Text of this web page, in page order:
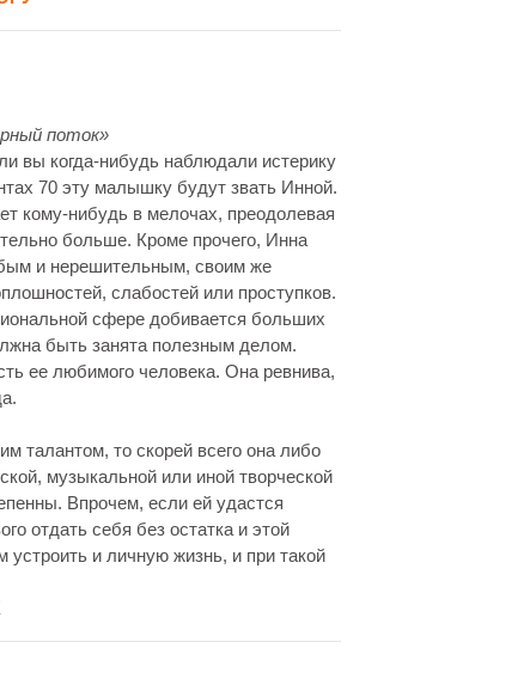
поток»
вы когда-нибудь наблюдали истерику
70 эту малышку будут звать Инной.
кому-нибудь в мелочах, преодолевая
больше. Кроме прочего, Инна
и нерешительным, своим же
слабостей или проступков.
сфере добивается больших
быть занята полезным делом.
ее любимого человека. Она ревнива,
талантом, то скорей всего она либо
музыкальной или иной творческой
Впрочем, если ей удастся
отдать себя без остатка и этой
и личную жизнь, и при такой